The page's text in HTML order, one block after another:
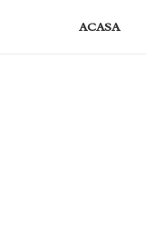
ACASA